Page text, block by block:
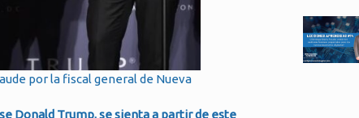
por la fiscal general de Nueva
Donald Trump, se sienta a partir de este